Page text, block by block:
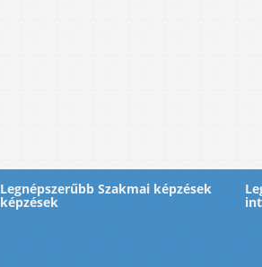
Legnépszerűbb Szakmai képzések
képzések